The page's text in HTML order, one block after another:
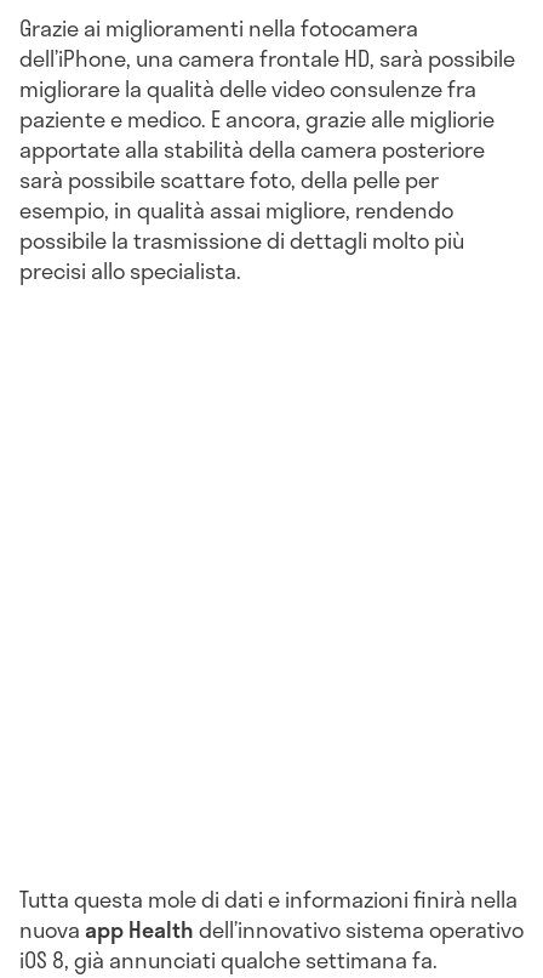
Grazie ai miglioramenti nella fotocamera
dell’iPhone, una camera frontale HD, sarà possibile
migliorare la qualità delle video consulenze fra
paziente e medico. E ancora, grazie alle migliorie
apportate alla stabilità della camera posteriore
sarà possibile scattare foto, della pelle per
esempio, in qualità assai migliore, rendendo
possibile la trasmissione di dettagli molto più
precisi allo specialista.
Tutta questa mole di dati e informazioni finirà nella
nuovaapp Healthdell’innovativo sistema operativo
iOS 8, già annunciati qualche settimana fa.